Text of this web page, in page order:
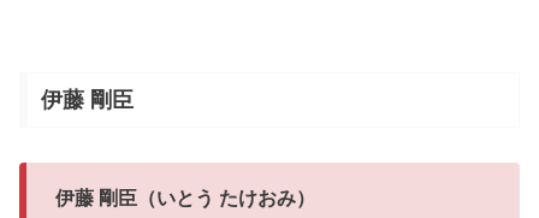
伊藤 剛臣
伊藤 剛臣（いとう たけおみ）